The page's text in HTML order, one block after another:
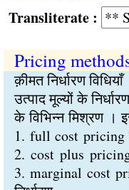
:
Pricing
क़ीमत निर्धारण विधियाँ
उत्पाद मूल्यों के
के विभिन्न मिश्रण ।
1. full cost pricing
2. cost plus pricing
3. marginal cost